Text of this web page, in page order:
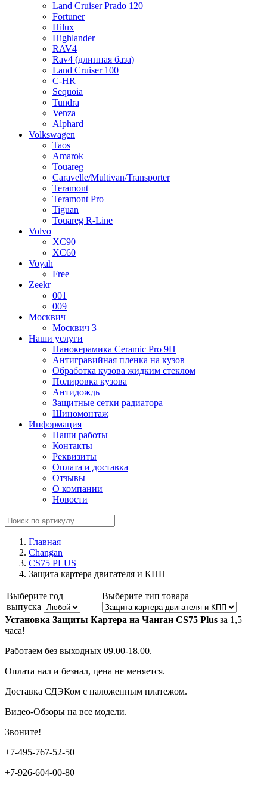
Land Cruiser Prado 120
Fortuner
Hilux
Highlander
RAV4
Rav4 (длинная база)
Land Cruiser 100
C-HR
Sequoia
Tundra
Venza
Alphard
Volkswagen
Taos
Amarok
Touareg
Caravelle/Multivan/Transporter
Teramont
Teramont Pro
Tiguan
Touareg R-Line
Volvo
XC90
XC60
Voyah
Free
Zeekr
001
009
Москвич
Москвич 3
Наши услуги
Нанокерамика Ceramic Pro 9H
Антигравийная пленка на кузов
Обработка кузова жидким стеклом
Полировка кузова
Антидождь
Защитные сетки радиатора
Шиномонтаж
Информация
Наши работы
Контакты
Реквизиты
Оплата и доставка
Отзывы
О компании
Новости
Главная
Changan
CS75 PLUS
Защита картера двигателя и КПП
Выберите год
выпуска
Выберите тип товара
Установка Защиты Картера на Чанган CS75 Plus за 1,5
часа!
Работаем без выходных 09.00-18.00.
Оплата нал и безнал, цена не меняется.
Доставка СДЭКом с наложенным платежом.
Видео-Обзоры на все модели.
Звоните!
+7-495-767-52-50
+7-926-604-00-80